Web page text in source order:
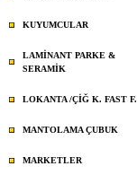
KUYUMCULAR
LAMİNANT PARKE &
SERAMİK
LOKANTA /ÇİĞ K. FAST F.
MANTOLAMA ÇUBUK
MARKETLER